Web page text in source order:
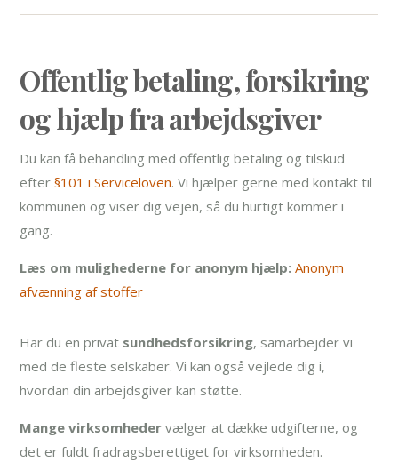
Offentlig betaling, forsikring
og hjælp fra arbejdsgiver
Du kan få behandling med offentlig betaling og tilskud
efter§101 i Serviceloven. Vi hjælper gerne med kontakt til
kommunen og viser dig vejen, så du hurtigt kommer i
gang.
Læs om mulighederne for anonym hjælp: Anonym
afvænning af stoffer
Har du en privat sundhedsforsikring, samarbejder vi
med de fleste selskaber. Vi kan også vejlede dig i,
hvordan din arbejdsgiver kan støtte.
Mange virksomheder vælger at dække udgifterne, og
det er fuldt fradragsberettiget for virksomheden.